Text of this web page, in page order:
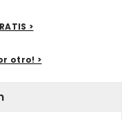
>
otro! >